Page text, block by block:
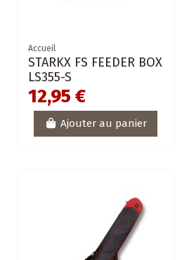
Accueil
STARKX FS FEEDER BOX
LS355-S
12,95 €
Ajouter au panier